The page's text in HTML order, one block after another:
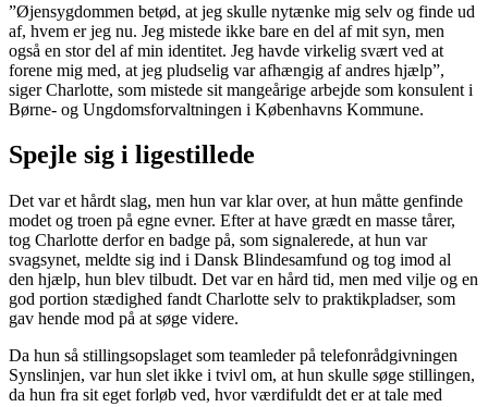
”Øjensygdommen betød, at jeg skulle nytænke mig selv og finde ud
af, hvem er jeg nu. Jeg mistede ikke bare en del af mit syn, men
også en stor del af min identitet. Jeg havde virkelig svært ved at
forene mig med, at jeg pludselig var afhængig af andres hjælp”,
siger Charlotte, som mistede sit mangeårige arbejde som konsulent i
Børne- og Ungdomsforvaltningen i Københavns Kommune.
Spejle sig i ligestillede
Det var et hårdt slag, men hun var klar over, at hun måtte genfinde
modet og troen på egne evner. Efter at have grædt en masse tårer,
tog Charlotte derfor en badge på, som signalerede, at hun var
svagsynet, meldte sig ind i Dansk Blindesamfund og tog imod al
den hjælp, hun blev tilbudt. Det var en hård tid, men med vilje og en
god portion stædighed fandt Charlotte selv to praktikpladser, som
gav hende mod på at søge videre.
Da hun så stillingsopslaget som teamleder på telefonrådgivningen
Synslinjen, var hun slet ikke i tvivl om, at hun skulle søge stillingen,
da hun fra sit eget forløb ved, hvor værdifuldt det er at tale med